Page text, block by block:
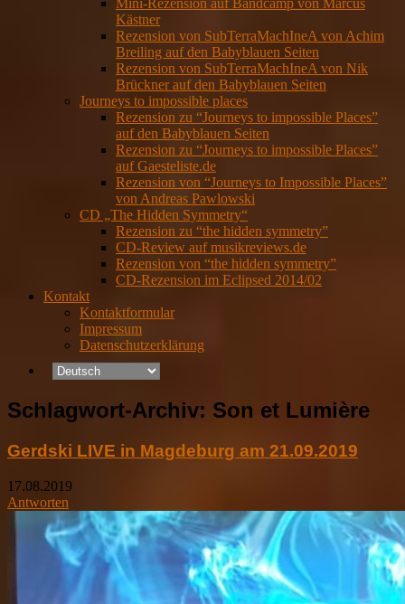
Mini-Rezension auf Bandcamp von Marcus
Kästner
Rezension von SubTerraMachIneA von Achim
Breiling auf den Babyblauen Seiten
Rezension von SubTerraMachIneA von Nik
Brückner auf den Babyblauen Seiten
Journeys to impossible places
Rezension zu “Journeys to impossible Places”
auf den Babyblauen Seiten
Rezension zu “Journeys to impossible Places”
auf Gaesteliste.de
Rezension von “Journeys to Impossible Places”
von Andreas Pawlowski
CD „The Hidden Symmetry“
Rezension zu “the hidden symmetry”
CD-Review auf musikreviews.de
Rezension von “the hidden symmetry”
CD-Rezension im Eclipsed 2014/02
Kontakt
Kontaktformular
Impressum
Datenschutzerklärung
Schlagwort-Archiv: Son et Lumière
Gerdski LIVE in Magdeburg am 21.09.2019
17.08.2019
Antworten